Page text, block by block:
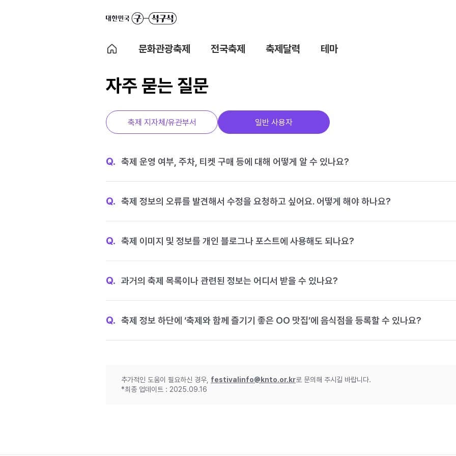
문화관광축제 전국축제 축제달력 테마
자주 묻는 질문
축제 지자체/유관부서 일반 사용자
Q. 축제 운영 여부, 주차, 티켓 구매 등에 대해 어떻게 알 수 있나요?
Q. 축제 정보의 오류를 발견해서 수정을 요청하고 싶어요. 어떻게 해야 하나요?
Q. 축제 이미지 및 정보를 개인 블로그나 포스트에 사용해도 되나요?
Q. 과거의 축제 목록이나 관련된 정보는 어디서 받을 수 있나요?
Q. 축제 정보 하단에 ‘축제와 함께 즐기기 좋은 OO 맛집’에 음식점을 등록할 수 있나요?
추가적인 도움이 필요하신 경우, festivalinfo@knto.or.kr로 문의해 주시길 바랍니다.
*최종 업데이트 : 2025.09.16